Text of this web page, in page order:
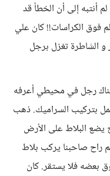
أنتبه إلى أن الخطأ قد
فوق الكراسات!! كان علي
و الشاطرة تغزل برجل
رجل في محيطي أعرفه
بتركيب السراميك. ذهب
يضع البلاط على الأرض
راح صاحبنا يركب بلاط
بعضه فلا يستقر. كان